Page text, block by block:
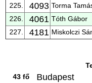
225.
4093 Torma
226.
4061 Tóth Gábor
227.
4181 Miskolczi
43 fő
Budapest